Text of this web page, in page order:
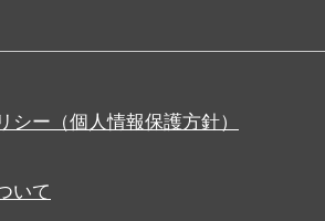
シー（個人情報保護方針）
いて